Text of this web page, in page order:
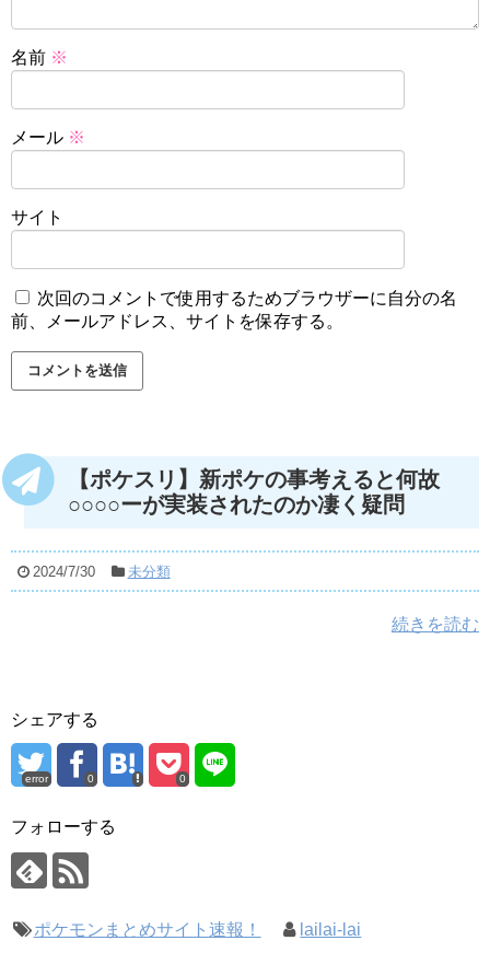
名前 ※
メール ※
サイト
次回のコメントで使用するためブラウザーに自分の名
前、メールアドレス、サイトを保存する。
【ポケスリ】新ポケの事考えると何故
○○○○ーが実装されたのか凄く疑問
2024/7/30 未分類
続きを読む
シェアする
error 0 0
フォローする
ポケモンまとめサイト速報！ lailai-lai